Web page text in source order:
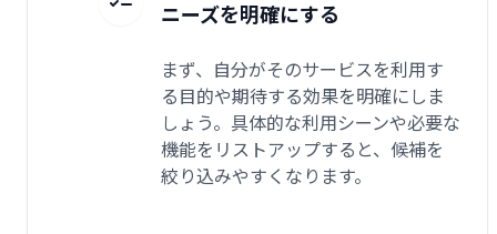
ニーズを明確にする
まず、自分がそのサービスを利用す
る目的や期待する効果を明確にしま
しょう。具体的な利用シーンや必要な
機能をリストアップすると、候補を
絞り込みやすくなります。